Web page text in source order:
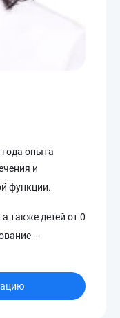
года опыта
и
функции.
также детей от 0
—